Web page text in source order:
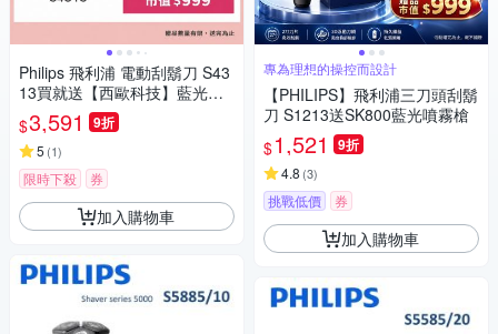
Philips 飛利浦 電動刮鬍刀 S43
13買就送【西歐科技】藍光噴
霧無線消毒槍CME-SK800
$3,591 9折
5 (1)
限時下殺 券
加入購物車
專為理想的操控而設計
【PHILIPS】飛利浦三刀頭刮鬍
刀 S1213送SK800藍光噴霧槍
$1,521 9折
4.8 (3)
挑戰低價 券
加入購物車